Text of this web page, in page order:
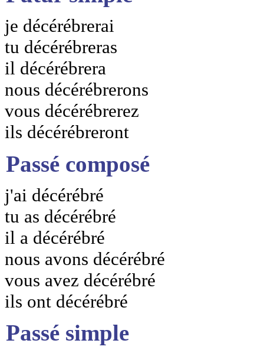
je décérébrerai
tu décérébreras
il décérébrera
nous décérébrerons
vous décérébrerez
ils décérébreront
Passé composé
j'ai décérébré
tu as décérébré
il a décérébré
nous avons décérébré
vous avez décérébré
ils ont décérébré
Passé simple